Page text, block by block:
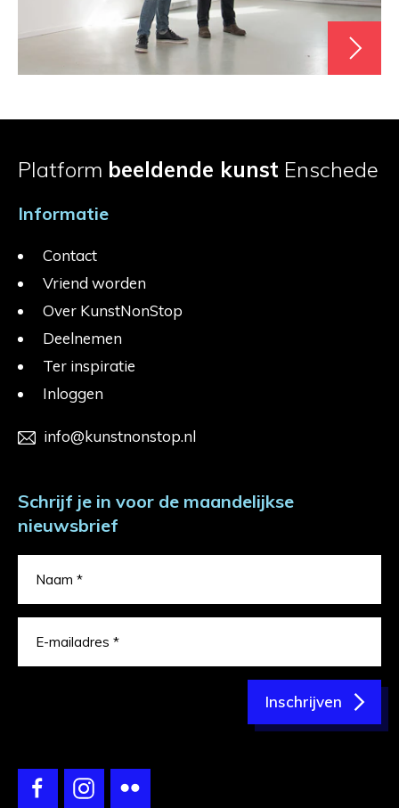
Platform beeldende kunst Enschede
Informatie
Contact
Vriend worden
Over KunstNonStop
Deelnemen
Ter inspiratie
Inloggen
info@kunstnonstop.nl
Schrijf je in voor de maandelijkse
nieuwsbrief
Inschrijven